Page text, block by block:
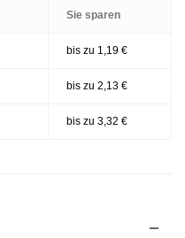
Sie sparen
bis zu 1,19 €
bis zu 2,13 €
bis zu 3,32 €